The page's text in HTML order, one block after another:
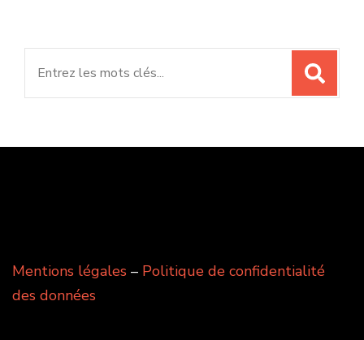
Mentions légales – Politique de confidentialité
des données